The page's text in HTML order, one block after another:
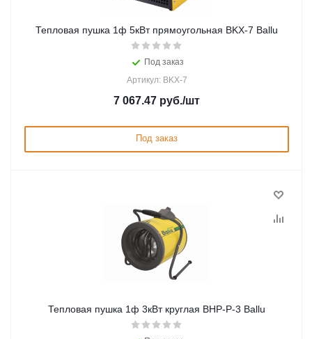
Тепловая пушка 1ф 5кВт прямоугольная BKX-7 Ballu
Под заказ
Артикул: BKX-7
7 067.47 руб./шт
Под заказ
Тепловая пушка 1ф 3кВт круглая BHP-P-3 Ballu